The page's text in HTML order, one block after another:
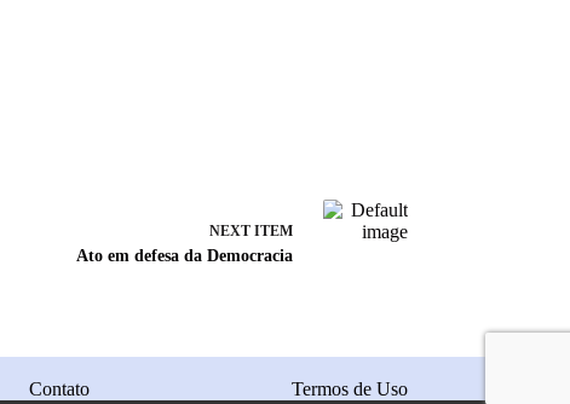
NEXT ITEM
Ato em defesa da Democracia
Contato
Termos de Uso